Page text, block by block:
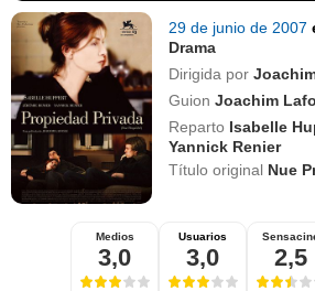
29 de junio de 2007
Drama
Dirigida por
Guion Joachim
Reparto Isabelle
Yannick Renier
Título original Nue
Medios
3,0
Usuarios
3,0 2,5